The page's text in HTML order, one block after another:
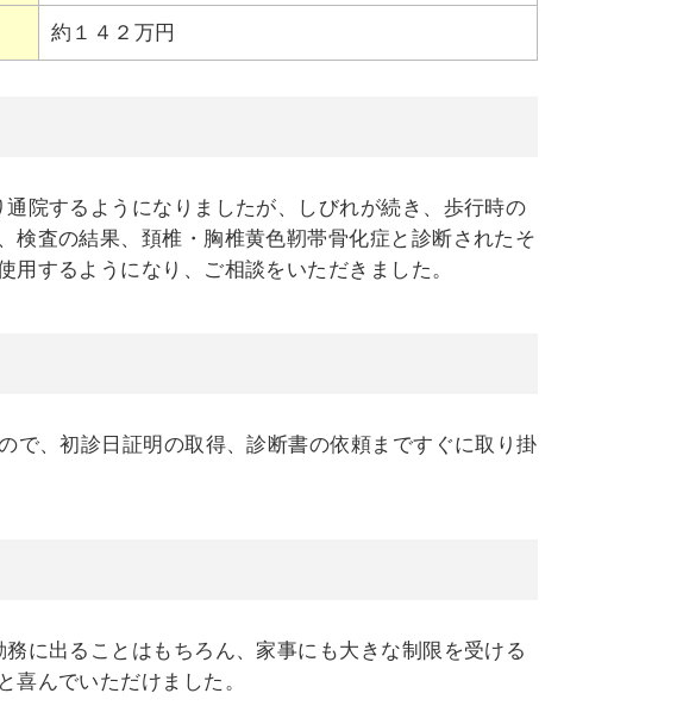
約１４２万円
院するようになりましたが、しびれが続き、歩行時の
検査の結果、頚椎・胸椎黄色靭帯骨化症と診断されたそ
するようになり、ご相談をいただきました。
で、初診日証明の取得、診断書の依頼まですぐに取り掛
に出ることはもちろん、家事にも大きな制限を受ける
喜んでいただけました。